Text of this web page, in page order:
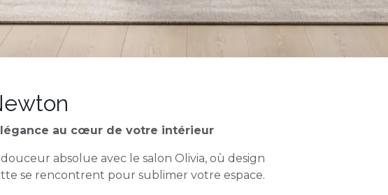
au cœur de votre intérieur
absolue avec le salon Olivia, où design
se rencontrent pour sublimer votre espace.